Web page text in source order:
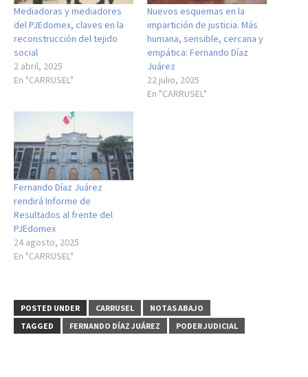
Mediadoras y mediadores
del PJEdomex, claves en la
reconstrucción del tejido
social
2 abril, 2025
En "CARRUSEL"
Nuevos esquemas en la
impartición de justicia. Más
humana, sensible, cercana y
empática: Fernando Díaz
Juárez
22 julio, 2025
En "CARRUSEL"
Fernando Díaz Juárez
rendirá Informe de
Resultados al frente del
PJEdomex
24 agosto, 2025
En "CARRUSEL"
POSTED UNDER CARRUSEL
NOTAS ABAJO
TAGGED
FERNANDO DÍAZ JUÁREZ PODER JUDICIAL